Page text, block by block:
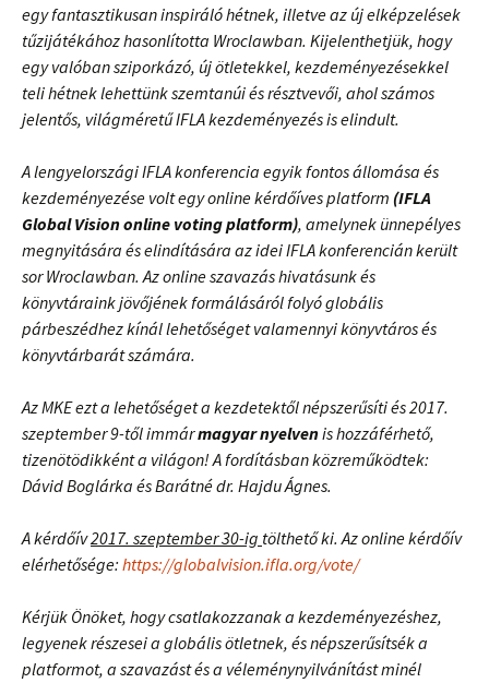
egy fantasztikusan inspiráló hétnek, illetve az új elképzelések
tűzijátékához hasonlította Wroclawban. Kijelenthetjük, hogy
egy valóban sziporkázó, új ötletekkel, kezdeményezésekkel
teli hétnek lehettünk szemtanúi és résztvevői, ahol számos
jelentős, világméretű IFLA kezdeményezés is elindult.
A lengyelországi IFLA konferencia egyik fontos állomása és
kezdeményezése volt egy online kérdőíves platform (IFLA
Global Vision online voting platform), amelynek ünnepélyes
megnyitására és elindítására az idei IFLA konferencián került
sor Wroclawban. Az online szavazás hivatásunk és
könyvtáraink jövőjének formálásáról folyó globális
párbeszédhez kínál lehetőséget valamennyi könyvtáros és
könyvtárbarát számára.
Az MKE ezt a lehetőséget a kezdetektől népszerűsíti és 2017.
szeptember 9-től immármagyar nyelvenis hozzáférhető,
tizenötödikként a világon! A fordításban közreműködtek:
Dávid Boglárka és Barátné dr. Hajdu Ágnes.
A kérdőív2017. szeptember 30-ig tölthető ki. Az online kérdőív
elérhetősége: https://globalvision.ifla.org/vote/
Kérjük Önöket, hogy csatlakozzanak a kezdeményezéshez,
legyenek részesei a globális ötletnek, és népszerűsítsék a
platformot, a szavazást és a véleménynyilvánítást minél